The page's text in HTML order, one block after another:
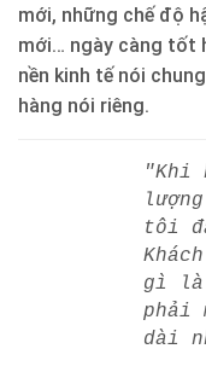
mới, những chế độ
mới… ngày càng tốt
nền kinh tế nói
hàng nói riêng.
"Khi
tôi
gì là
phải
dài